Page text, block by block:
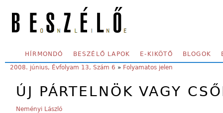
SECONDARY MENU
HÍRMONDÓ BESZÉLŐ LAPOK E-KIKÖTŐ BLOGOK
YOU ARE HERE:
2008. június, Évfolyam 13, Szám 6 » Folyamatos jelen
ÚJ PÁRTELNÖK VAGY
Neményi László